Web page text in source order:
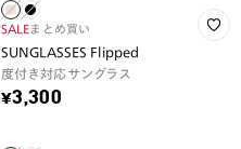
SALEまとめ買い
SUNGLASSES Flipped
度付き対応サングラス
¥3,300